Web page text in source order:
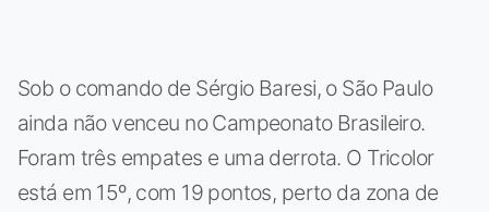
Sob o comando de Sérgio Baresi, o São Paulo
ainda não venceu no Campeonato Brasileiro.
Foram três empates e uma derrota. O Tricolor
está em 15º, com 19 pontos, perto da zona de